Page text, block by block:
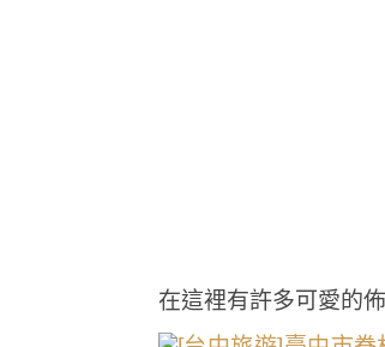
在這裡有許多可愛的